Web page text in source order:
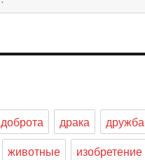
доброта драка дружба
животные изобретение